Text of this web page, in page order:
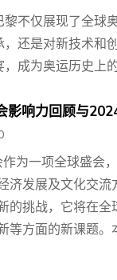
不仅展现了全球
还是对新技术
成为奥运历史上
影响力回顾与
为一项全球盛会
济发展及文化交
的挑战，它将在
等方面的新课题。